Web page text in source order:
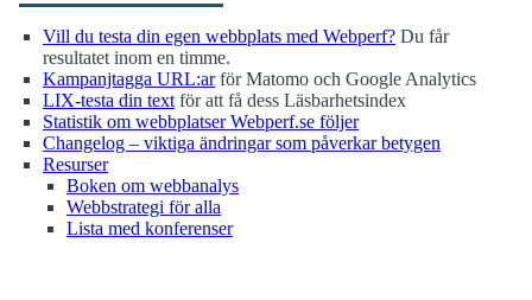
Vill du testa din egen webbplats med Webperf? Du får
resultatet inom en timme.
Kampanjtagga URL:arför Matomo och Google Analytics
LIX-testa din textför att få dess Läsbarhetsindex
Statistik om webbplatser Webperf.se följer
Changelog – viktiga ändringar som påverkar betygen
Resurser
Boken om webbanalys
Webbstrategi för alla
Lista med konferenser